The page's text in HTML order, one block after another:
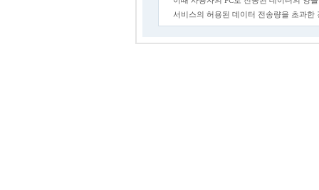
서비스의 허용된 데이터 전송량을 초과